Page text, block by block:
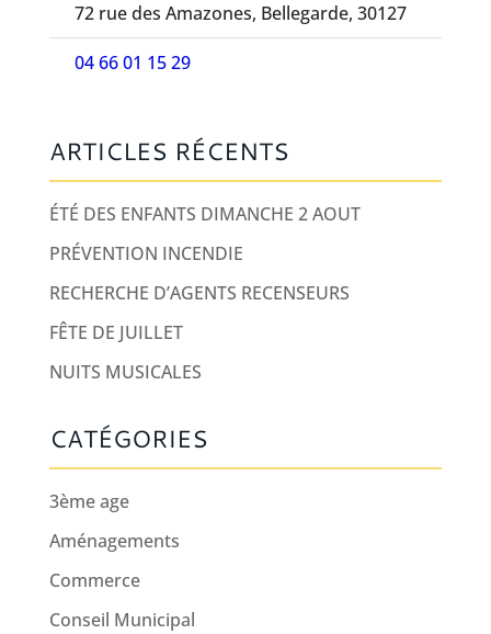
72 rue des Amazones, Bellegarde, 30127
04 66 01 15 29
ARTICLES RÉCENTS
ÉTÉ DES ENFANTS DIMANCHE 2 AOUT
PRÉVENTION INCENDIE
RECHERCHE D’AGENTS RECENSEURS
FÊTE DE JUILLET
NUITS MUSICALES
CATÉGORIES
3ème age
Aménagements
Commerce
Conseil Municipal